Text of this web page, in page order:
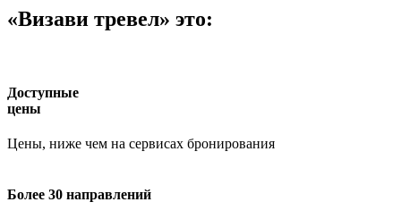
«Визави тревел» это:
Доступные
цены
Цены, ниже чем на сервисах бронирования
Более 30 направлений